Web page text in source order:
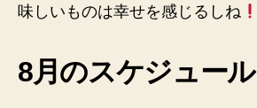
味しいものは幸せを感じるしね
8月のスケジュール